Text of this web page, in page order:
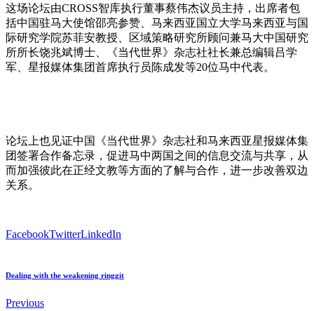
这场论坛由CROSS智库执行董事蔡伟杰议员主持，出席者包
括中国驻马大使馆邵亮参赞、马来西亚国立大学马来西亚与国
际研究学院苏菲安教授、区域策略研究所顾问兼马大中国研究
所所长饶兆斌博士、《当代世界》杂志社社长兼总编辑吕学
军、星报媒体集团首席执行员陈成发等20位马中代表。
论坛上也见证中国《当代世界》杂志社和马来西亚星报媒体集
团签署合作备忘录，促进马中两国之间的信息交流与共享，从
而加强彼此在正经文教等方面的了解与合作，进一步改善双边
关系。
FacebookTwitterLinkedIn
Dealing with the weakening ringgit
Previous